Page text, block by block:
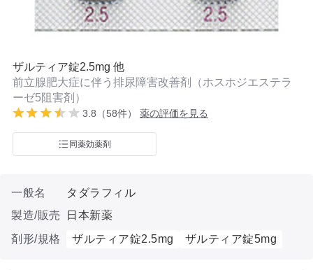
ザルティア錠2.5mg 他
前立腺肥大症に伴う排尿障害改善剤（ホスホジエステラ
ーゼ5阻害剤）
3.8（58件） 薬の評価を見る
同薬効薬剤
一般名
タダラフィル
製造/販売
日本新薬
剤形/規格
ザルティア錠2.5mg ザルティア錠5mg